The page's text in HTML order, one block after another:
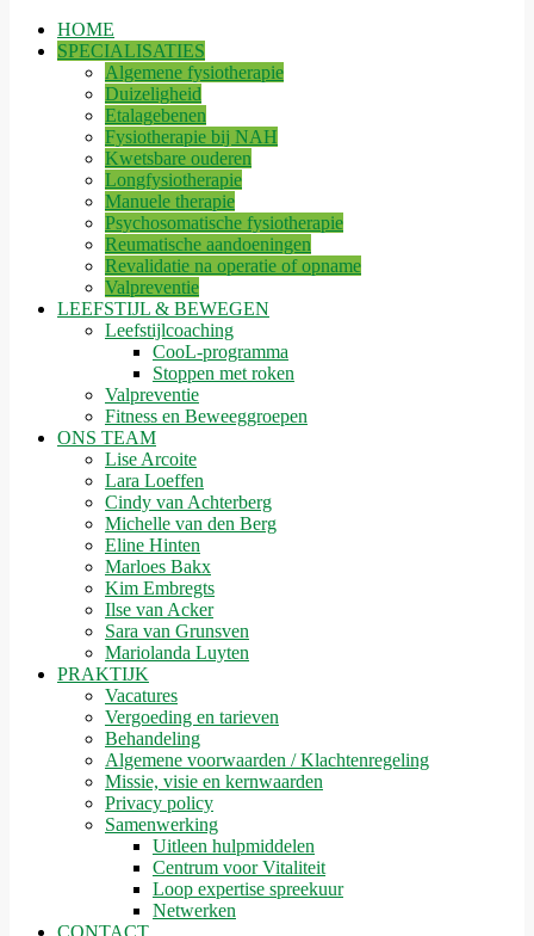
HOME
SPECIALISATIES
Algemene fysiotherapie
Duizeligheid
Etalagebenen
Fysiotherapie bij NAH
Kwetsbare ouderen
Longfysiotherapie
Manuele therapie
Psychosomatische fysiotherapie
Reumatische aandoeningen
Revalidatie na operatie of opname
Valpreventie
LEEFSTIJL & BEWEGEN
Leefstijlcoaching
CooL-programma
Stoppen met roken
Valpreventie
Fitness en Beweeggroepen
ONS TEAM
Lise Arcoite
Lara Loeffen
Cindy van Achterberg
Michelle van den Berg
Eline Hinten
Marloes Bakx
Kim Embregts
Ilse van Acker
Sara van Grunsven
Mariolanda Luyten
PRAKTIJK
Vacatures
Vergoeding en tarieven
Behandeling
Algemene voorwaarden / Klachtenregeling
Missie, visie en kernwaarden
Privacy policy
Samenwerking
Uitleen hulpmiddelen
Centrum voor Vitaliteit
Loop expertise spreekuur
Netwerken
CONTACT